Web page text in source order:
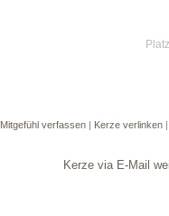
Mitgefühl verfassen | Kerze verlinken |
Kerze via E-Mail